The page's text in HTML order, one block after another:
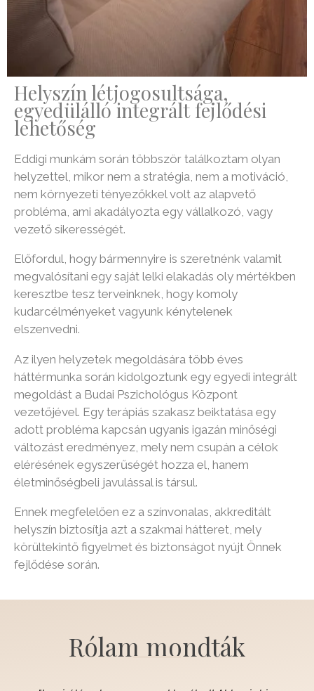
Helyszín létjogosultsága,
egyedülálló integrált fejlődési
lehetőség
Eddigi munkám során többször találkoztam olyan
helyzettel, mikor nem a stratégia, nem a motiváció,
nem környezeti tényezőkkel volt az alapvető
probléma, ami akadályozta egy vállalkozó, vagy
vezető sikerességét.
Előfordul, hogy bármennyire is szeretnénk valamit
megvalósítani egy saját lelki elakadás oly mértékben
keresztbe tesz terveinknek, hogy komoly
kudarcélményeket vagyunk kénytelenek
elszenvedni.
Az ilyen helyzetek megoldására több éves
háttérmunka során kidolgoztunk egy egyedi integrált
megoldást a Budai Pszichológus Központ
vezetőjével. Egy terápiás szakasz beiktatása egy
adott probléma kapcsán ugyanis igazán minőségi
változást eredményez, mely nem csupán a célok
elérésének egyszerűségét hozza el, hanem
életminőségbeli javulással is társul.
Ennek megfelelően ez a színvonalas, akkreditált
helyszín biztosítja azt a szakmai hátteret, mely
körültekintő figyelmet és biztonságot nyújt Önnek
fejlődése során.
"Inspiráló, soha nem mond le rólad! Akkor is hisz
benned ha te még nem!"